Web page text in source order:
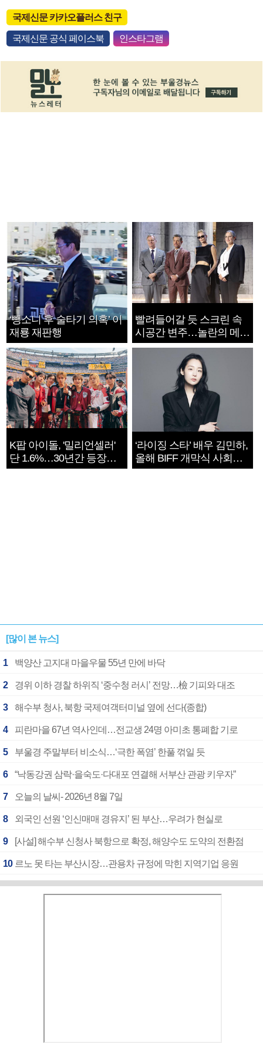
국제신문 카카오플러스 친구
국제신문 공식 페이스북 인스타그램
‘뺑소니 후 술타기 의혹’ 이
재룡 재판행
빨려들어갈 듯 스크린 속
시공간 변주…놀란의 메시
지는 ‘전쟁 속죄’
K팝 아이돌, '밀리언셀러'
단 1.6%…30년간 등장
1182개팀 전수조사
‘라이징 스타’ 배우 김민하,
올해 BIFF 개막식 사회자
확정
[많이 본 뉴스]
1 백양산 고지대 마을우물 55년 만에 바닥
2 경위 이하 경찰 하위직 ‘중수청 러시’ 전망…檢 기피와 대조
3 해수부 청사, 북항 국제여객터미널 옆에 선다(종합)
4 피란마을 67년 역사인데…전교생 24명 아미초 통폐합 기로
5 부울경 주말부터 비소식…‘극한 폭염’ 한풀 꺾일 듯
6 “낙동강권 삼락·을숙도·다대포 연결해 서부산 관광 키우자”
7 오늘의 날씨- 2026년 8월 7일
8 외국인 선원 ‘인신매매 경유지’ 된 부산…우려가 현실로
9 [사설] 해수부 신청사 북항으로 확정, 해양수도 도약의 전환점
10 르노 못 타는 부산시장…관용차 규정에 막힌 지역기업 응원